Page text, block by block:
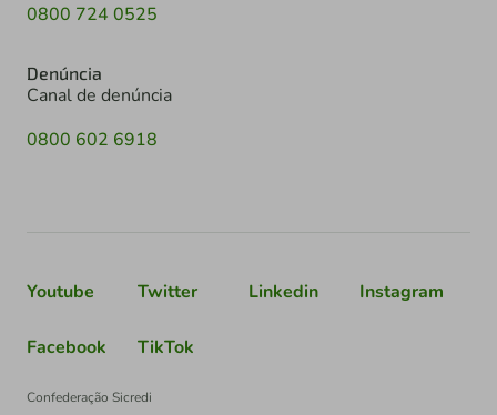
0800 724 0525
Denúncia
Canal de denúncia
0800 602 6918
Youtube Twitter Linkedin Instagram
Facebook TikTok
Confederação Sicredi